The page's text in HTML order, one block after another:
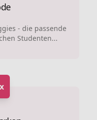
- die passende
Studenten...